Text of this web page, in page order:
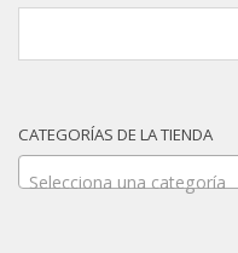
CATEGORÍAS DE LA TIENDA
Selecciona una categoría